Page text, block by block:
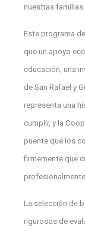
nuestras familias.
Este programa
que un apoyo
educación, una
de San Rafael y
representa una
cumplir, y la
puente que los
firmemente que
La selección de
rigurosos de